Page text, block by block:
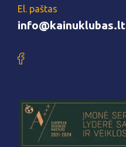
El. paštas
info@kainuklubas.lt